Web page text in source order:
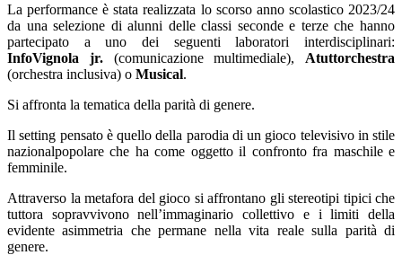
La performance è stata realizzata lo scorso anno scolastico 2023/24
da una selezione di alunni delle classi seconde e terze che hanno
partecipato a uno dei seguenti laboratori interdisciplinari:
InfoVignola jr.(comunicazione multimediale), Atuttorchestra
(orchestra inclusiva) o Musical.
Si affronta la tematica della parità di genere.
Il setting pensato è quello della parodia di un gioco televisivo in stile
nazionalpopolare che ha come oggetto il confronto fra maschile e
femminile.
Attraverso la metafora del gioco si affrontano gli stereotipi tipici che
tuttora sopravvivono nell’immaginario collettivo e i limiti della
evidente asimmetria che permane nella vita reale sulla parità di
genere.